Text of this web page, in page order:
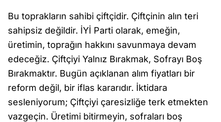
Bu toprakların sahibi çiftçidir. Çiftçinin alın teri
sahipsiz değildir. İYİ Parti olarak, emeğin,
üretimin, toprağın hakkını savunmaya devam
edeceğiz. Çiftçiyi Yalnız Bırakmak, Sofrayı Boş
Bırakmaktır. Bugün açıklanan alım fiyatları bir
reform değil, bir iflas kararıdır. İktidara
sesleniyorum; Çiftçiyi çaresizliğe terk etmekten
vazgeçin. Üretimi bitirmeyin, sofraları boş